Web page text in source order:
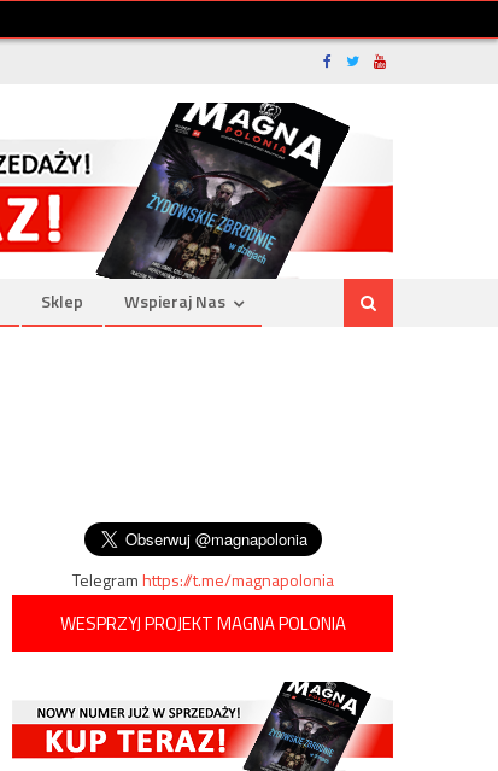
Sklep Wspieraj Nas
Telegramhttps://t.me/magnapolonia
WESPRZYJ PROJEKT MAGNA POLONIA